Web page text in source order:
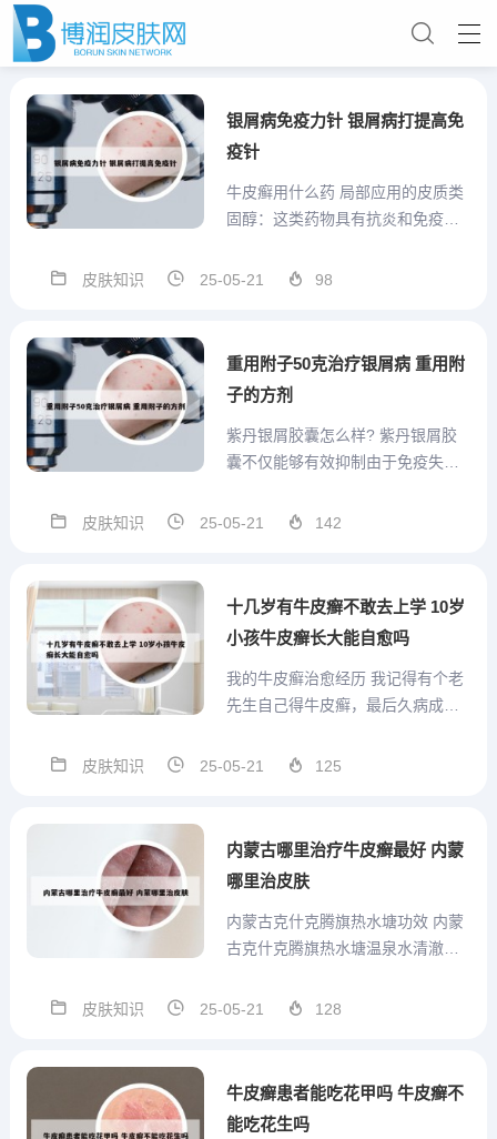
银屑病免疫力针 银屑病打提高免
疫针
牛皮癣用什么药 局部应用的皮质类
固醇：这类药物具有抗炎和免疫抑
肤炎症和过度增生。维甲酸类药
癣皮损的形成。钙调神经磷酸酶抑
胞...
皮肤知识 25-05-21 98
重用附子50克治疗银屑病 重用附
子的方剂
紫丹银屑胶囊怎么样? 紫丹银屑胶
囊不仅能够有效抑制由于免疫失调
异常，还能提高机体免疫力，从而
润和皮损逐渐消退。因此，该药物
皮肤知识 25-05-21 142
十几岁有牛皮癣不敢去上学 10岁
小孩牛皮癣长大能自愈吗
我的牛皮癣治愈经历 我记得有个老
先生自己得牛皮癣，最后久病成医
的牛皮癣，这是最给力的一次经
2013年生完孩子而且经济也宽裕，
皮肤知识 25-05-21 125
内蒙古哪里治疗牛皮癣最好 内蒙
哪里治皮肤
内蒙古克什克腾旗热水塘功效 内蒙
古克什克腾旗热水塘温泉水清澈透
痛、消炎、镇静、去疲劳作用，对
40赤峰热水塘温泉景点简介：位于
皮肤知识 25-05-21 128
牛皮癣患者能吃花甲吗 牛皮癣不
能吃花生吗